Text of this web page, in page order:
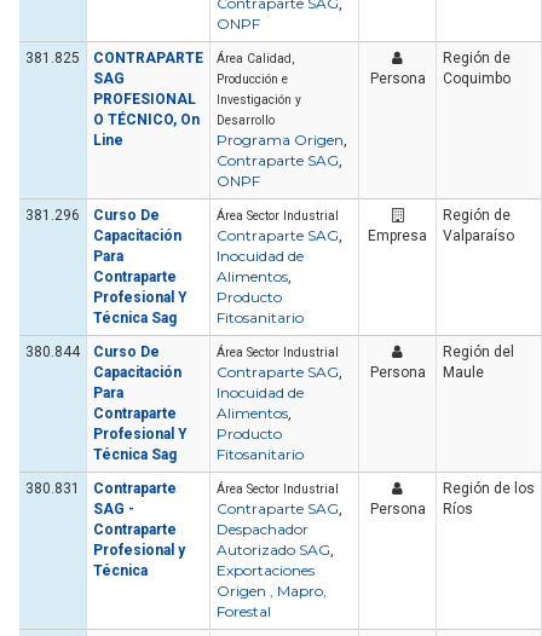
,
ONPF
381.825
CONTRAPARTE
SAG
PROFESIONAL
O TÉCNICO, On
Line
Área Calidad,
Producción e
Investigación y
Desarrollo
Programa Origen,
Contraparte SAG,
ONPF
Persona
Región de
Coquimbo
381.296
Curso De
Capacitación
Para
Contraparte
Profesional Y
Técnica Sag
Área Sector Industrial
Contraparte SAG,
Inocuidad de
Alimentos,
Producto
Fitosanitario
Empresa
Región de
Valparaíso
380.844
Curso De
Capacitación
Para
Contraparte
Profesional Y
Técnica Sag
Área Sector Industrial
Contraparte SAG,
Inocuidad de
Alimentos,
Producto
Fitosanitario
Persona
Región del
Maule
380.831
Contraparte
SAG -
Contraparte
Profesional y
Técnica
Área Sector Industrial
Contraparte SAG,
Despachador
Autorizado SAG,
Exportaciones
Origen , Mapro,
Forestal
Persona
Región de los
Ríos